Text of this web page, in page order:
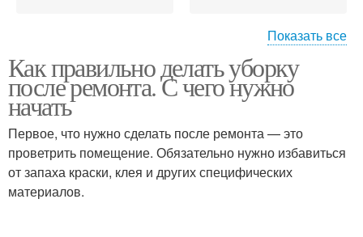
уборка
Показать все
Как правильно делать уборку
после ремонта. С чего нужно
начать
Первое, что нужно сделать после ремонта — это
проветрить помещение. Обязательно нужно избавиться
от запаха краски, клея и других специфических
материалов.